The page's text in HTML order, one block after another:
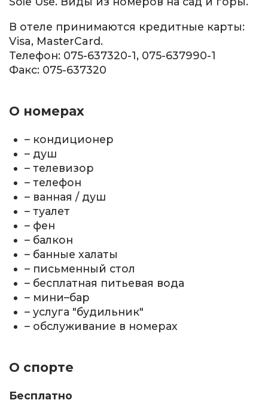
В отеле принимаются кредитные карты:
Visa, MasterCard.
Телефон: 075-637320-1, 075-637990-1
Факс: 075-637320
О номерах
– кондиционер
– душ
– телевизор
– телефон
– ванная / душ
– туалет
– фен
– балкон
– банные халаты
– письменный стол
– бесплатная питьевая вода
– мини–бар
– услуга "будильник"
– обслуживание в номерах
О спорте
Бесплатно